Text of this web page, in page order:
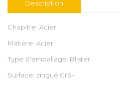
Description
Chapitre: Acier
Matière: Acier
Type d'emballage: Blister
Surface: zingué Cr3+